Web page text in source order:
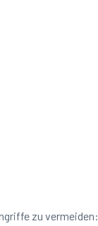
zu vermeiden: